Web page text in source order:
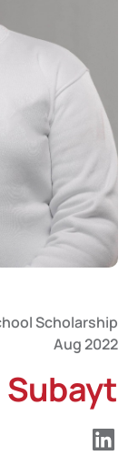
Scholarship
Aug 2022
Subayt